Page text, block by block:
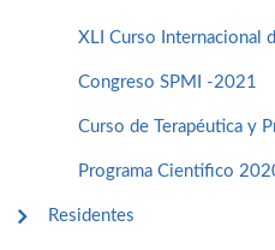
XLI Curso Internacional
Congreso SPMI -2021
Curso de Terapéutica y
Programa Cientifico
Residentes